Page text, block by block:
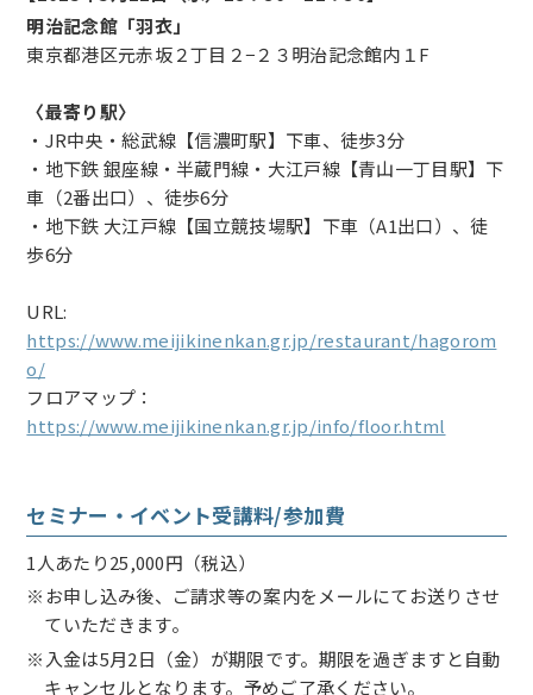
明治記念館「羽衣」
東京都港区元赤坂２丁目２−２３明治記念館内１F
〈最寄り駅〉
・JR中央・総武線【信濃町駅】下車、徒歩3分
・地下鉄 銀座線・半蔵門線・大江戸線【青山一丁目駅】下
車（2番出口）、徒歩6分
・地下鉄 大江戸線【国立競技場駅】下車（A1出口）、徒
歩6分
URL:
https://www.meijikinenkan.gr.jp/restaurant/hagorom
o/
フロアマップ：
https://www.meijikinenkan.gr.jp/info/floor.html
セミナー・イベント受講料/参加費
1人あたり25,000円（税込）
※お申し込み後、ご請求等の案内をメールにてお送りさせ
ていただきます。
※入金は5月2日（金）が期限です。期限を過ぎますと自動
キャンセルとなります。予めご了承ください。